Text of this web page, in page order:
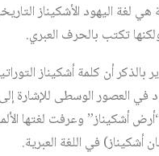
هي لغة اليهود الأشكيناز
تكتب بالحرف العبري.
بالذكر أن كلمة أشكيناز
في العصور الوسطى للإشارة إلى
أشكيناز” وعرفت لغتها
أشكيناز) في اللغة العبرية.